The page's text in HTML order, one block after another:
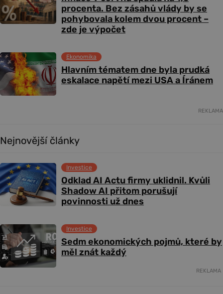
procenta. Bez zásahů vlády by se
pohybovala kolem dvou procent –
zde je výpočet
Hlavním tématem dne byla prudká
eskalace napětí mezi USA a Íránem
Ekonomika
REKLAMA
Nejnovější články
Odklad AI Actu firmy uklidnil. Kvůli
Shadow AI přitom porušují
povinnosti už dnes
Investice
Sedm ekonomických pojmů, které by
měl znát každý
Investice
REKLAMA